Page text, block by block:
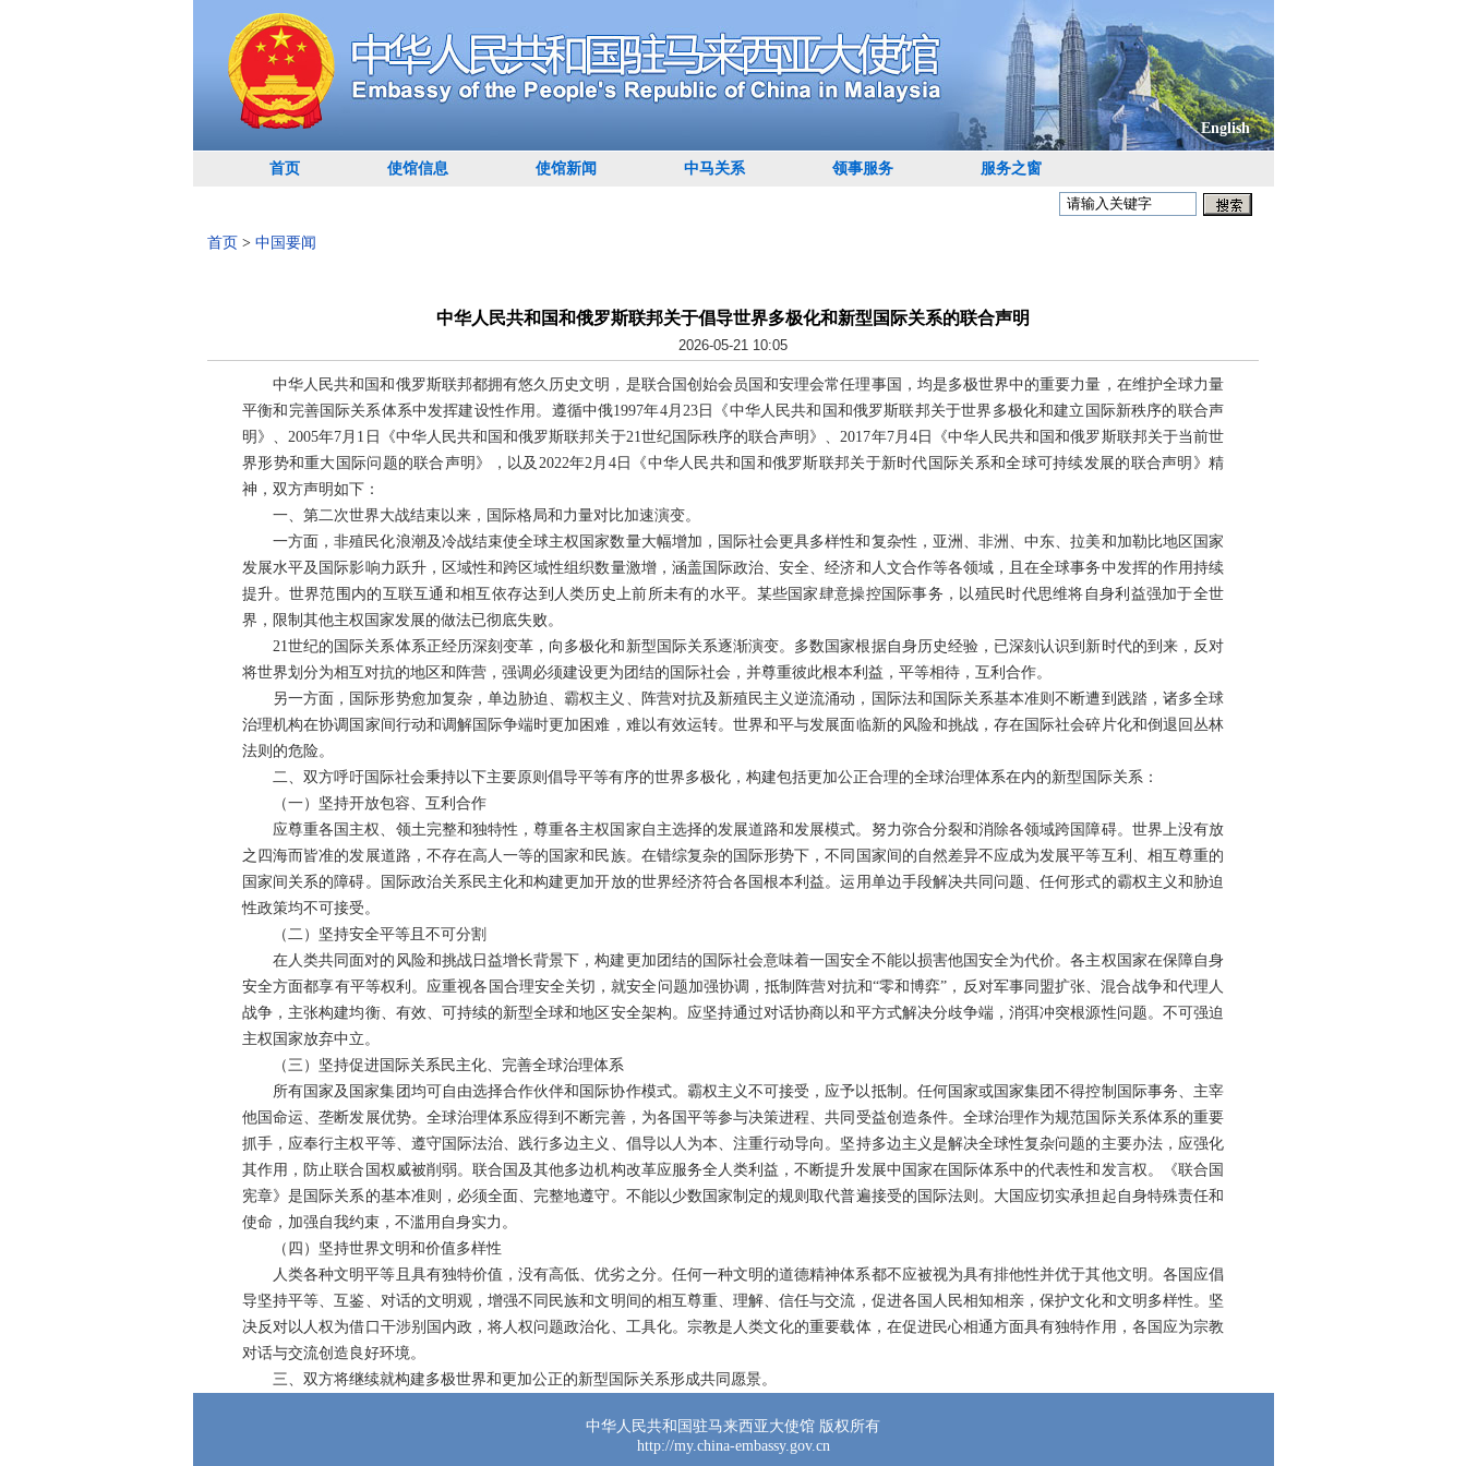
English
首页 使馆信息 使馆新闻 中马关系 领事服务 服务之窗
首页 > 中国要闻
中华人民共和国和俄罗斯联邦关于倡导世界多极化和新型国际关系的联合声明
2026-05-21 10:05
中华人民共和国和俄罗斯联邦都拥有悠久历史文明，是联合国创始会员国和安理会常任理事国，均是多极世界中的重要力量，在维护全球力量
平衡和完善国际关系体系中发挥建设性作用。遵循中俄1997年4月23日《中华人民共和国和俄罗斯联邦关于世界多极化和建立国际新秩序的联合声
明》、2005年7月1日《中华人民共和国和俄罗斯联邦关于21世纪国际秩序的联合声明》、2017年7月4日《中华人民共和国和俄罗斯联邦关于当前世
界形势和重大国际问题的联合声明》，以及2022年2月4日《中华人民共和国和俄罗斯联邦关于新时代国际关系和全球可持续发展的联合声明》精
神，双方声明如下：
一、第二次世界大战结束以来，国际格局和力量对比加速演变。
一方面，非殖民化浪潮及冷战结束使全球主权国家数量大幅增加，国际社会更具多样性和复杂性，亚洲、非洲、中东、拉美和加勒比地区国家
发展水平及国际影响力跃升，区域性和跨区域性组织数量激增，涵盖国际政治、安全、经济和人文合作等各领域，且在全球事务中发挥的作用持续
提升。世界范围内的互联互通和相互依存达到人类历史上前所未有的水平。某些国家肆意操控国际事务，以殖民时代思维将自身利益强加于全世
界，限制其他主权国家发展的做法已彻底失败。
21世纪的国际关系体系正经历深刻变革，向多极化和新型国际关系逐渐演变。多数国家根据自身历史经验，已深刻认识到新时代的到来，反对
将世界划分为相互对抗的地区和阵营，强调必须建设更为团结的国际社会，并尊重彼此根本利益，平等相待，互利合作。
另一方面，国际形势愈加复杂，单边胁迫、霸权主义、阵营对抗及新殖民主义逆流涌动，国际法和国际关系基本准则不断遭到践踏，诸多全球
治理机构在协调国家间行动和调解国际争端时更加困难，难以有效运转。世界和平与发展面临新的风险和挑战，存在国际社会碎片化和倒退回丛林
法则的危险。
二、双方呼吁国际社会秉持以下主要原则倡导平等有序的世界多极化，构建包括更加公正合理的全球治理体系在内的新型国际关系：
（一）坚持开放包容、互利合作
应尊重各国主权、领土完整和独特性，尊重各主权国家自主选择的发展道路和发展模式。努力弥合分裂和消除各领域跨国障碍。世界上没有放
之四海而皆准的发展道路，不存在高人一等的国家和民族。在错综复杂的国际形势下，不同国家间的自然差异不应成为发展平等互利、相互尊重的
国家间关系的障碍。国际政治关系民主化和构建更加开放的世界经济符合各国根本利益。运用单边手段解决共同问题、任何形式的霸权主义和胁迫
性政策均不可接受。
（二）坚持安全平等且不可分割
在人类共同面对的风险和挑战日益增长背景下，构建更加团结的国际社会意味着一国安全不能以损害他国安全为代价。各主权国家在保障自身
安全方面都享有平等权利。应重视各国合理安全关切，就安全问题加强协调，抵制阵营对抗和“零和博弈”，反对军事同盟扩张、混合战争和代理人
战争，主张构建均衡、有效、可持续的新型全球和地区安全架构。应坚持通过对话协商以和平方式解决分歧争端，消弭冲突根源性问题。不可强迫
主权国家放弃中立。
（三）坚持促进国际关系民主化、完善全球治理体系
所有国家及国家集团均可自由选择合作伙伴和国际协作模式。霸权主义不可接受，应予以抵制。任何国家或国家集团不得控制国际事务、主宰
他国命运、垄断发展优势。全球治理体系应得到不断完善，为各国平等参与决策进程、共同受益创造条件。全球治理作为规范国际关系体系的重要
抓手，应奉行主权平等、遵守国际法治、践行多边主义、倡导以人为本、注重行动导向。坚持多边主义是解决全球性复杂问题的主要办法，应强化
其作用，防止联合国权威被削弱。联合国及其他多边机构改革应服务全人类利益，不断提升发展中国家在国际体系中的代表性和发言权。《联合国
宪章》是国际关系的基本准则，必须全面、完整地遵守。不能以少数国家制定的规则取代普遍接受的国际法则。大国应切实承担起自身特殊责任和
使命，加强自我约束，不滥用自身实力。
（四）坚持世界文明和价值多样性
人类各种文明平等且具有独特价值，没有高低、优劣之分。任何一种文明的道德精神体系都不应被视为具有排他性并优于其他文明。各国应倡
导坚持平等、互鉴、对话的文明观，增强不同民族和文明间的相互尊重、理解、信任与交流，促进各国人民相知相亲，保护文化和文明多样性。坚
决反对以人权为借口干涉别国内政，将人权问题政治化、工具化。宗教是人类文化的重要载体，在促进民心相通方面具有独特作用，各国应为宗教
对话与交流创造良好环境。
三、双方将继续就构建多极世界和更加公正的新型国际关系形成共同愿景。
中华人民共和国驻马来西亚大使馆 版权所有
http://my.china-embassy.gov.cn